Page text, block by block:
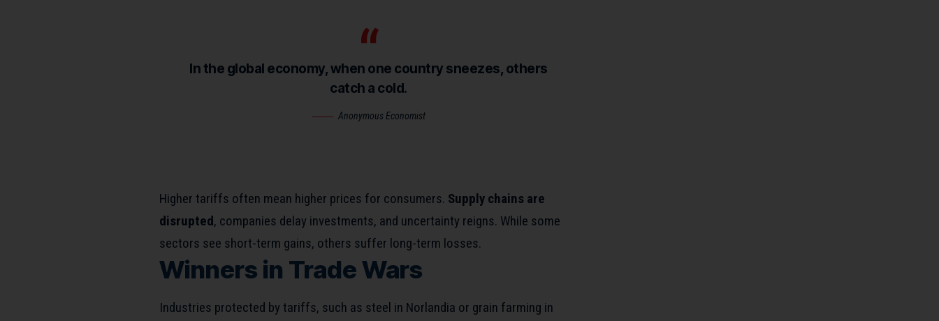
In the global economy, when one country sneezes, others
catch a cold.
Anonymous Economist
Higher tariffs often mean higher prices for consumers. Supply chains are
disrupted, companies delay investments, and uncertainty reigns. While some
sectors see short-term gains, others suffer long-term losses.
Winners in Trade Wars
Industries protected by tariffs, such as steel in Norlandia or grain farming in